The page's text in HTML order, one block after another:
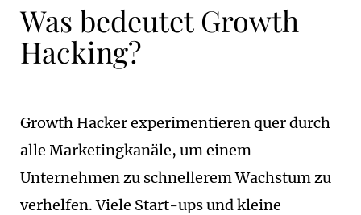
Was bedeutet Growth
Hacking?
Growth Hacker experimentieren quer durch
alle Marketingkanäle, um einem
Unternehmen zu schnellerem Wachstum zu
verhelfen. Viele Start-ups und kleine